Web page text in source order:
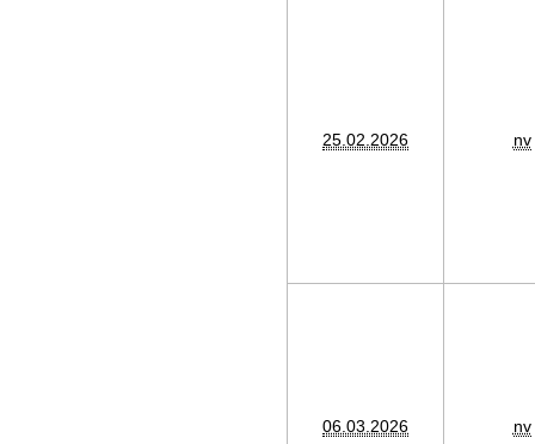
25.02.2026 nv
06.03.2026 nv